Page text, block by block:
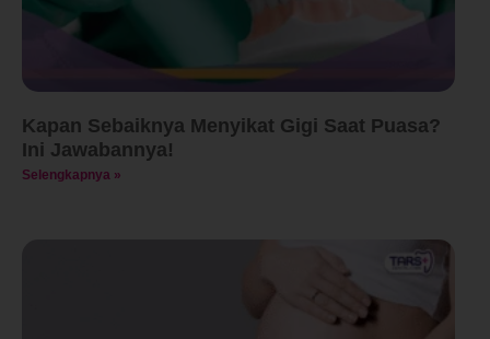
Kapan Sebaiknya Menyikat Gigi Saat Puasa?
Ini Jawabannya!
Selengkapnya »